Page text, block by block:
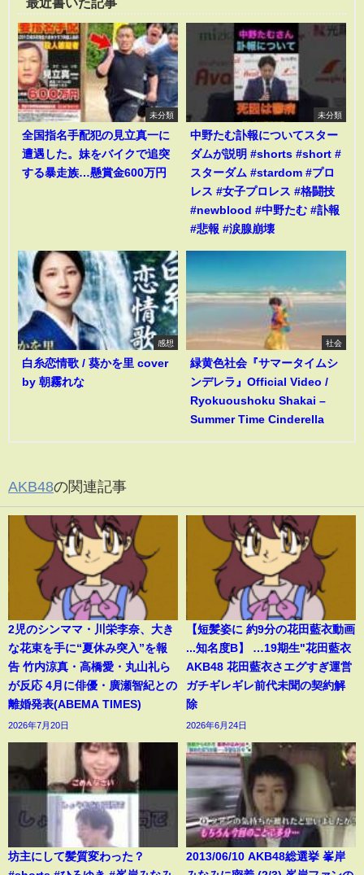
最近書いた記事
未分類
全国指名手配犯の見立真一に
遭遇した。妹をバイクで追突
する暴走族…懸賞金600万円
未分類
中野たむ訃報についてスター
ダムが説明 #shorts #short #
スターダム #stardom #プロ
レス #女子プロレス #格闘技
#newblood #中野たむ #訃報
#悲報 #涙腺崩壊
感想
白糸恋情歌 / 葵かを里 cover
by 朝霧れな
社会
緑黄色社会『サマータイムシ
ンデレラ』Official Video /
Ryokuoushoku Shakai –
Summer Time Cinderella
AKB48の関連記事
2児のシンママ・川栄李奈、大き
な花束を手に“夏休み突入”を報
告 竹内涼真・高橋愛・丸山礼ら
が反応 4月に俳優・廣瀬智紀との
離婚発表(ABEMA TIMES)
2026年7月20日
【短髪姿に 約9分の花田藍衣動画
...知名度B】 …19期生"花田藍衣
AKB48 花田藍衣さエグすぎ運営
ガチギレギレ前代未聞の契約解
除
2026年6月24日
坊主にして髪質変わった？
2013/06/10 AKB48総選挙 峯岸